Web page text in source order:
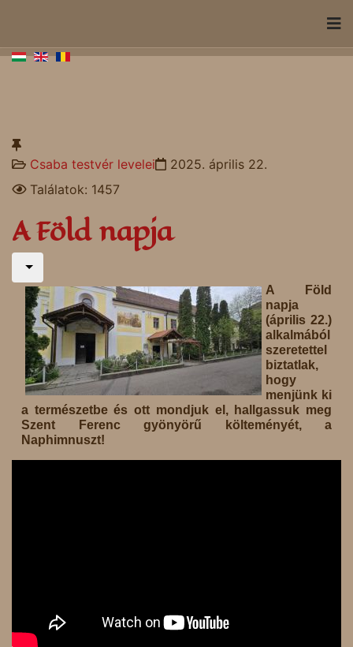
Csaba testvér levelei
2025. április 22.
Találatok: 1457
A Föld napja
A Föld
napja
(április 22.)
alkalmából
szeretettel
biztatlak,
hogy
menjünk ki
a természetbe és ott mondjuk el, hallgassuk meg
Szent Ferenc gyönyörű költeményét, a
Naphimnuszt!